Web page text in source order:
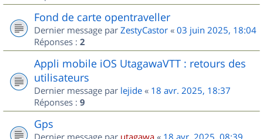
Fond de carte opentraveller
Dernier message par ZestyCastor « 03 juin 2025, 18:04
Réponses : 2
Appli mobile iOS UtagawaVTT : retours des
utilisateurs
Dernier message par lejide « 18 avr. 2025, 18:37
Réponses : 9
Gps